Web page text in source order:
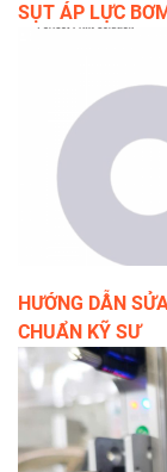
SỤT ÁP LỰC BƠM
HƯỚNG DẪN
CHUẨN KỸ SƯ